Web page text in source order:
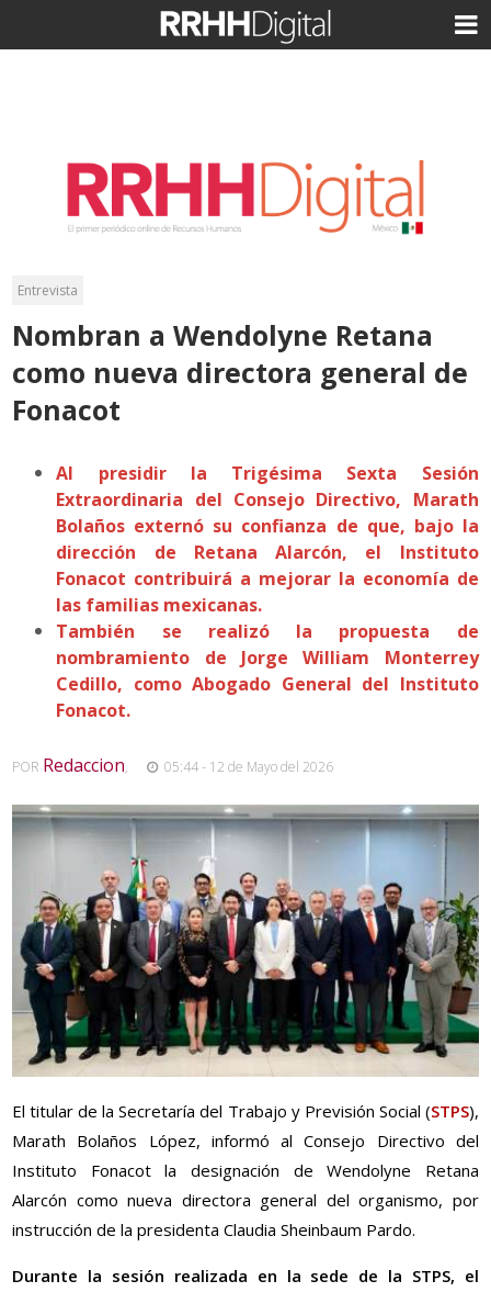
Entrevista
Nombran a Wendolyne Retana
como nueva directora general de
Fonacot
Al presidir la Trigésima Sexta Sesión
Extraordinaria del Consejo Directivo, Marath
Bolaños externó su confianza de que, bajo la
dirección de Retana Alarcón, el Instituto
Fonacot contribuirá a mejorar la economía de
las familias mexicanas.
También se realizó la propuesta de
nombramiento de Jorge William Monterrey
Cedillo, como Abogado General del Instituto
Fonacot.
POR Redaccion, 05:44 - 12 de Mayo del 2026
El titular de la Secretaría del Trabajo y Previsión Social (STPS),
Marath Bolaños López, informó al Consejo Directivo del
Instituto Fonacot la designación de Wendolyne Retana
Alarcón como nueva directora general del organismo, por
instrucción de la presidenta Claudia Sheinbaum Pardo.
Durante la sesión realizada en la sede de la STPS, el